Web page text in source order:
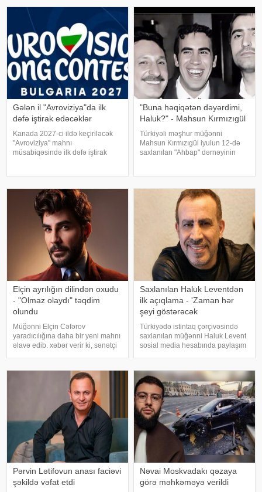
restoran, kafe, geyim, gözəllik və
qida sektorunda fəaliyyət
göstərən, öz adları il
Daha sonra isə Zaur ailəsi il
Gələn il "Avroviziya"da ilk
dəfə iştirak edəcəklər
Kanada 2027-ci ildə keçiriləcək
"Avroviziya" mahnı
müsabiqəsində ilk dəfə iştirak
Kanada 2015-ci ildə yarışmay
"Buna həqiqətən dəyərdimi,
Haluk?" - Mahsun Kırmızıgül
Türkiyəli məşhur müğənni
Mahsun Kırmızıgül iyulun 12-də
saxlanılan "Ahbap" dərnəyinin
hesabında bir zamanlar ən yaxı
Elçin ayrılığın dilindən oxudu
- "Olmaz olaydı" təqdim
olundu
Müğənni Elçin Cəfərov
yaradıcılığına daha bir yeni mahnı
əlavə edib. xəbər verir ki, sənətçi
verib. . Bəstənin sözləri Rafael
Şabanova, musiqisi is
Saxlanılan Haluk Leventdən
ilk açıqlama - 'Zaman hər
şeyi göstərəcək
Türkiyədə istintaq çərçivəsində
saxlanılan müğənni Haluk Levent
sosial media hesabında paylaşım
mətbuatına istinadən xəbər verir
ki, Levent şəxsi həyatı ilə Ahba
Pərvin Lətifovun anası faciəvi
şəkildə vəfat etdi
Nəvai Moskvadakı qəzaya
görə məhkəməyə verildi